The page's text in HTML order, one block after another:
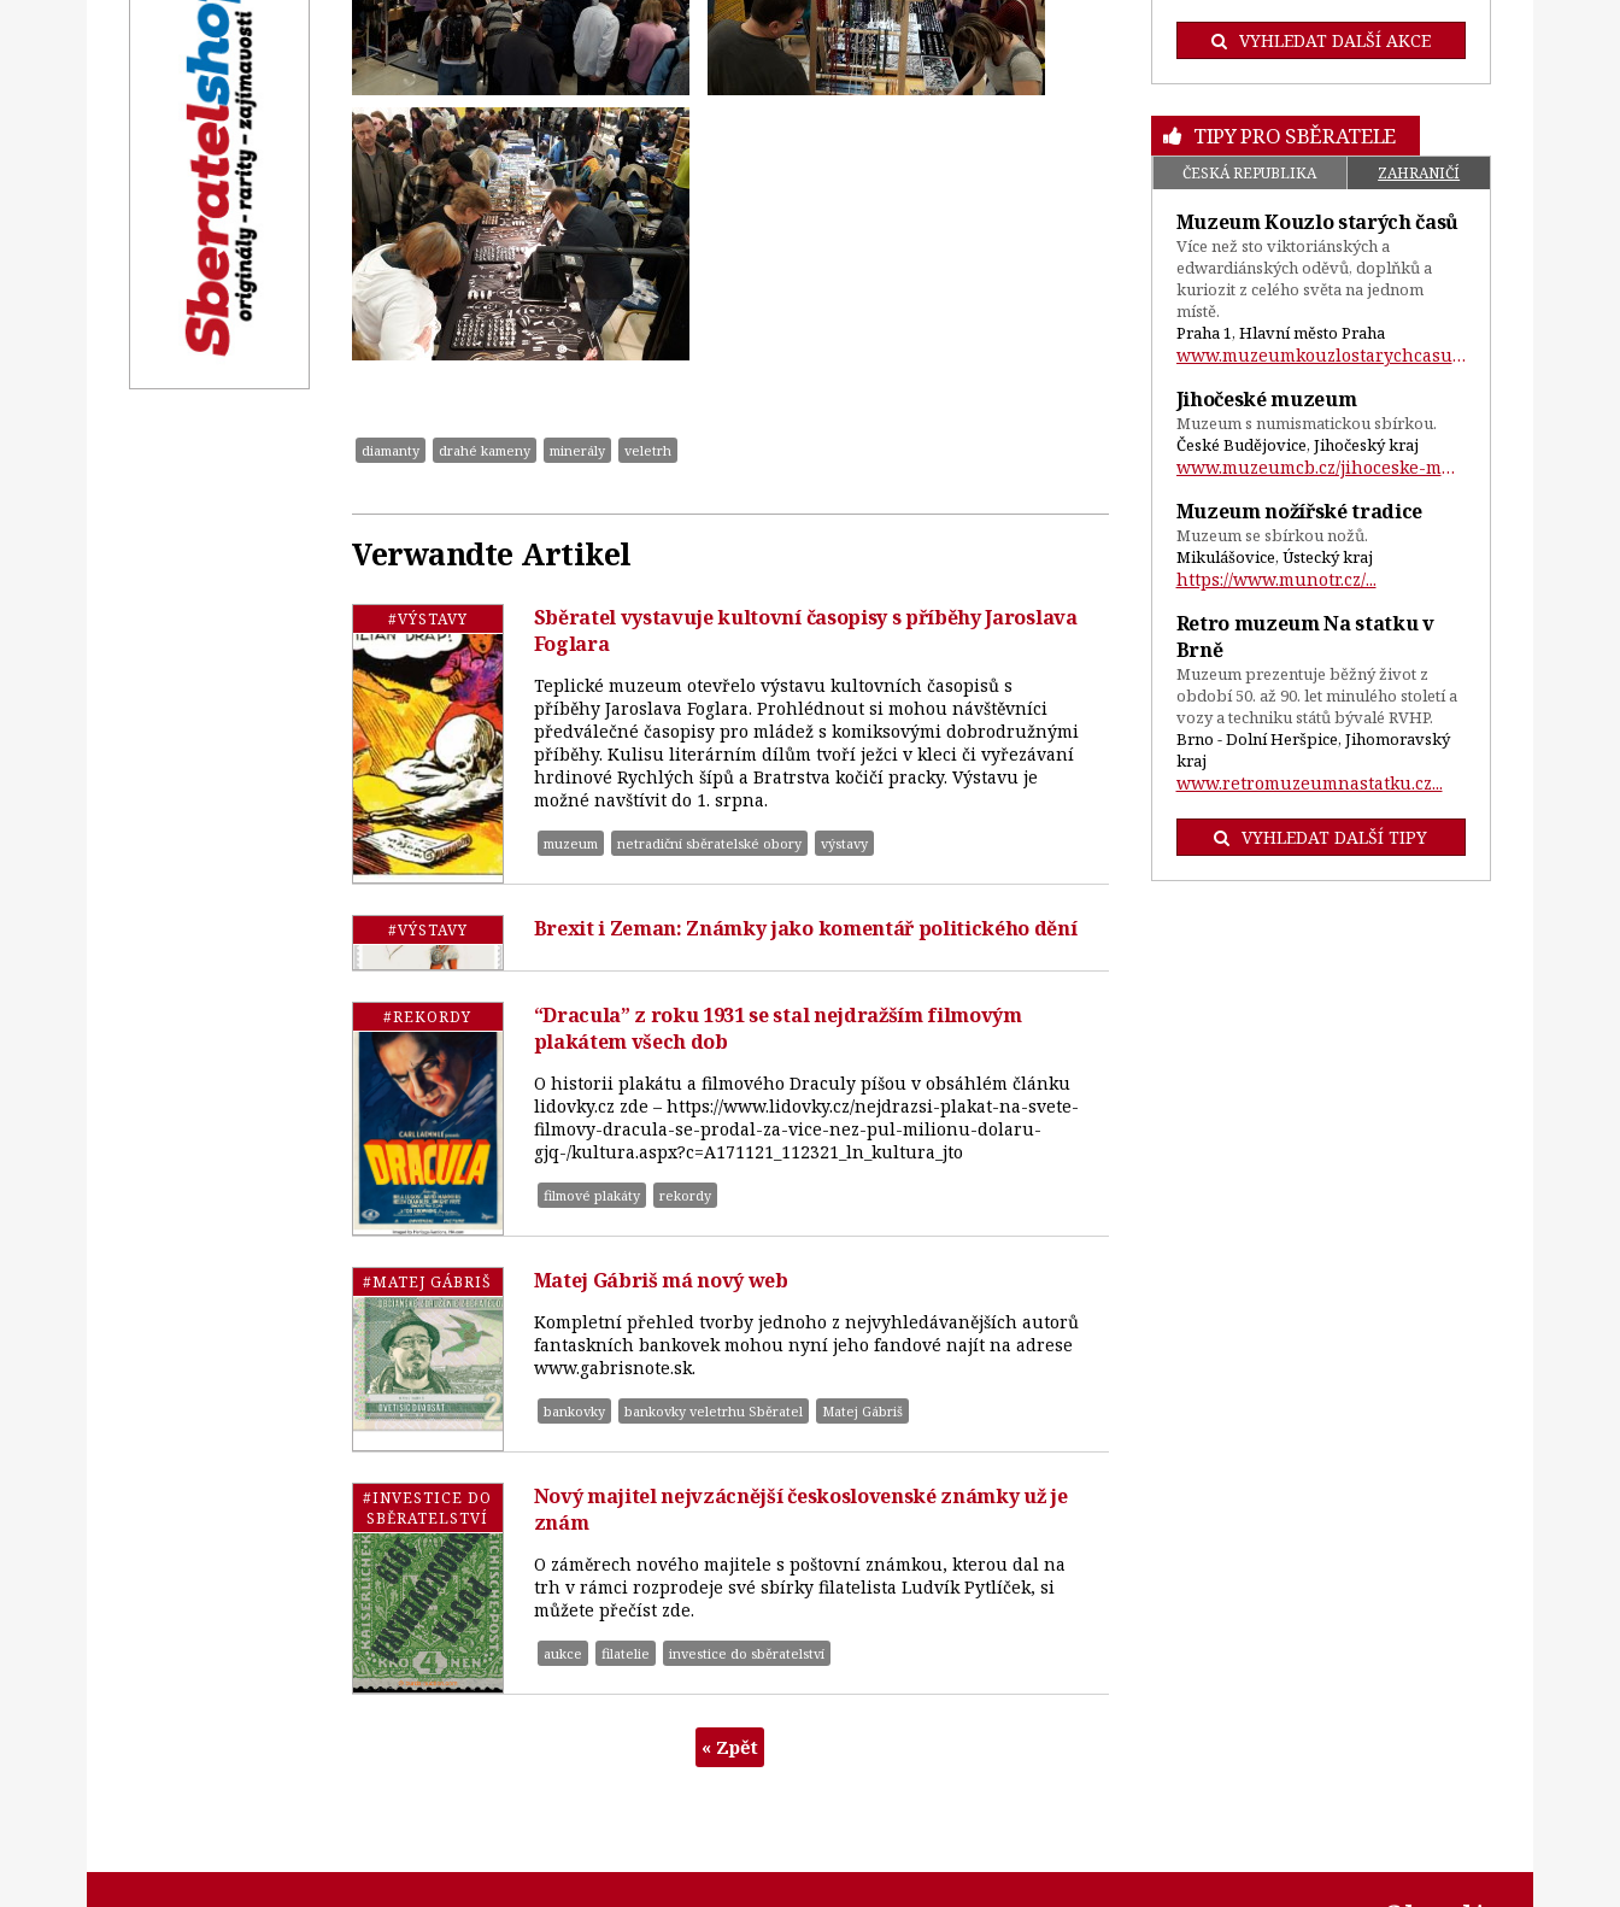
diamanty drahé kameny minerály veletrh
Verwandte Artikel
#VÝSTAVY
Sběratel vystavuje kultovní časopisy s příběhy Jaroslava
Foglara
Teplické muzeum otevřelo výstavu kultovních časopisů s
příběhy Jaroslava Foglara. Prohlédnout si mohou návštěvníci
předválečné časopisy pro mládež s komiksovými dobrodružnými
příběhy. Kulisu literárním dílům tvoří ježci v kleci či vyřezávaní
hrdinové Rychlých šípů a Bratrstva kočičí pracky. Výstavu je
možné navštívit do 1. srpna.
muzeum netradiční sběratelské obory výstavy
#VÝSTAVY Brexit i Zeman: Známky jako komentář politického dění
#REKORDY
“Dracula” z roku 1931 se stal nejdražším filmovým
plakátem všech dob
O historii plakátu a filmového Draculy píšou v obsáhlém článku
lidovky.cz zde – https://www.lidovky.cz/nejdrazsi-plakat-na-svete-
filmovy-dracula-se-prodal-za-vice-nez-pul-milionu-dolaru-
gjq-/kultura.aspx?c=A171121_112321_ln_kultura_jto
filmové plakáty rekordy
#MATEJ GÁBRIŠ Matej Gábriš má nový web
Kompletní přehled tvorby jednoho z nejvyhledávanějších autorů
fantaskních bankovek mohou nyní jeho fandové najít na adrese
www.gabrisnote.sk.
bankovky bankovky veletrhu Sběratel Matej Gábriš
#INVESTICE DO
SBĚRATELSTVÍ
Nový majitel nejvzácnější československé známky už je
znám
O záměrech nového majitele s poštovní známkou, kterou dal na
trh v rámci rozprodeje své sbírky filatelista Ludvík Pytlíček, si
můžete přečíst zde.
aukce filatelie investice do sběratelství
« Zpět
VYHLEDAT DALŠÍ AKCE
TIPY PRO SBĚRATELE
ČESKÁ REPUBLIKA ZAHRANIČÍ
Muzeum Kouzlo starých časů
Více než sto viktoriánských a
edwardiánských oděvů, doplňků a
kuriozit z celého světa na jednom
místě.
Praha 1, Hlavní město Praha
www.muzeumkouzlostarychcasu.cz...
Jihočeské muzeum
Muzeum s numismatickou sbírkou.
České Budějovice, Jihočeský kraj
www.muzeumcb.cz/jihoceske-muzeum/sbirky-...
Muzeum nožířské tradice
Muzeum se sbírkou nožů.
Mikulášovice, Ústecký kraj
https://www.munotr.cz/...
Retro muzeum Na statku v
Brně
Muzeum prezentuje běžný život z
období 50. až 90. let minulého století a
vozy a techniku států bývalé RVHP.
Brno - Dolní Heršpice, Jihomoravský
kraj
www.retromuzeumnastatku.cz...
VYHLEDAT DALŠÍ TIPY